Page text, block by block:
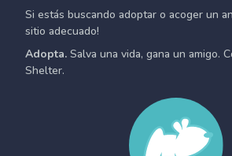
Si estás buscando adoptar o acoger un
sitio adecuado!
Adopta. Salva una vida, gana un amigo.
Shelter.